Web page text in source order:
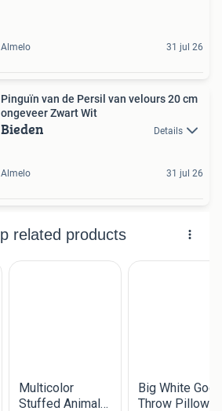
Almelo 31 jul 26
Pinguïn van de Persil van velours 20 cm
ongeveer Zwart Wit
Bieden Details
Almelo 31 jul 26